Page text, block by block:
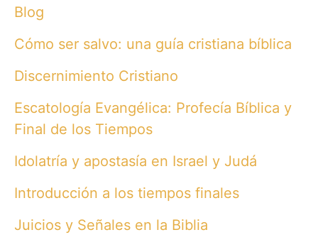
Blog
Cómo ser salvo: una guía cristiana bíblica
Discernimiento Cristiano
Escatología Evangélica: Profecía Bíblica y
Final de los Tiempos
Idolatría y apostasía en Israel y Judá
Introducción a los tiempos finales
Juicios y Señales en la Biblia